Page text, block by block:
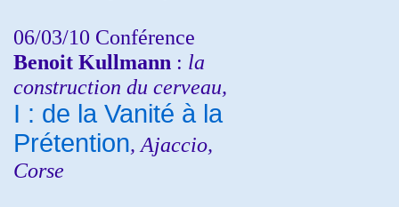
06/03/10 Conférence
Benoit Kullmann : la
construction du cerveau,
I : de la Vanité à la
Prétention, Ajaccio,
Corse